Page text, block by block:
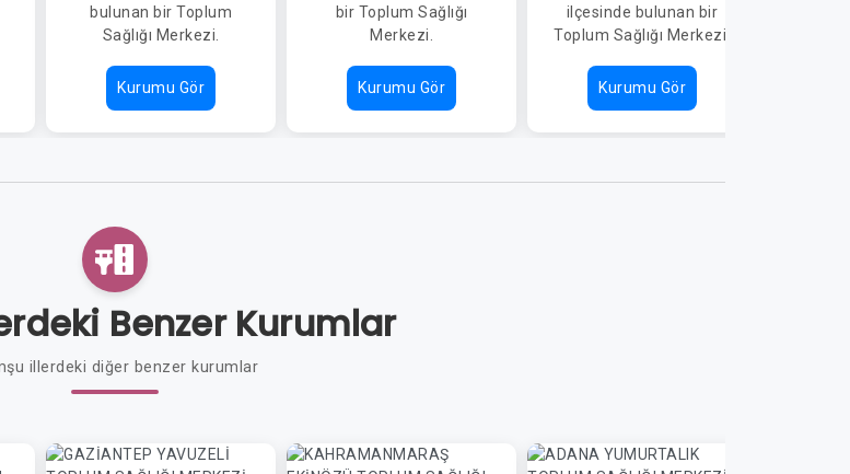
bulunan bir Toplum
Sağlığı Merkezi.
Kurumu Gör
bir Toplum Sağlığı
Merkezi.
Kurumu Gör
ilçesinde bulunan bir
Toplum Sağlığı Merkezi.
Kurumu Gör
Benzer Kurumlar
illerdeki diğer benzer kurumlar